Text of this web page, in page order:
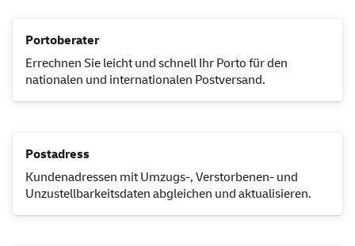
Portoberater
Errechnen Sie leicht und schnell Ihr Porto für den
nationalen und internationalen Postversand.
Postadress
Kundenadressen mit Umzugs-, Verstorbenen- und
Unzustellbarkeitsdaten abgleichen und aktualisieren.